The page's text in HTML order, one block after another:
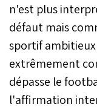
n'est plus
défaut mais
sportif
extrêmement
dépasse le
l'affirmation